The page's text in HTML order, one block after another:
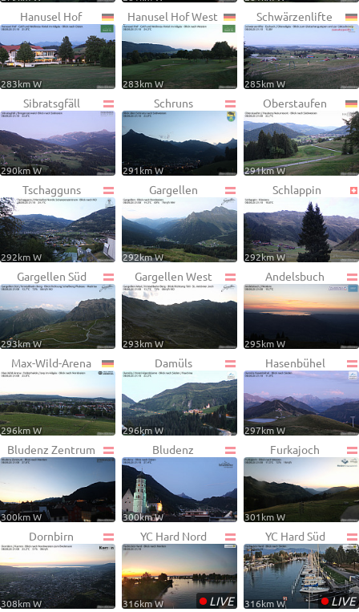
Hanusel Hof
283km W
Hanusel Hof West
283km W
Schwärzenlifte
285km W
Sibratsgfäll
290km W
Schruns
291km W
Oberstaufen
291km W
Tschagguns
292km W
Gargellen
292km W
Schlappin
292km W
Gargellen Süd
293km W
Gargellen West
293km W
Andelsbuch
295km W
Max-Wild-Arena
296km W
Damüls
296km W
Hasenbühel
297km W
Bludenz Zentrum
300km W
Bludenz
300km W
Furkajoch
301km W
Dornbirn
308km W
YC Hard Nord
•LIVE
316km W
YC Hard Süd
•LIVE
316km W